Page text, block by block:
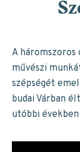
A háromszoros
művészi
szépségét
budai Várban
utóbbi